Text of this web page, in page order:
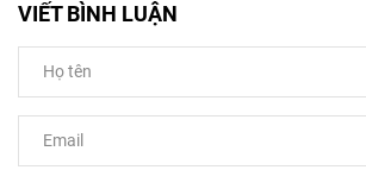
VIẾT BÌNH LUẬN